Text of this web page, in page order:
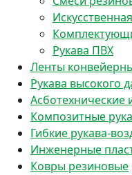
Рукава ПВХ
Ленты
Рукава высокого
Асботехнические
Композитные
Гибкие рукава-
Инженерные
Ковры резиновые